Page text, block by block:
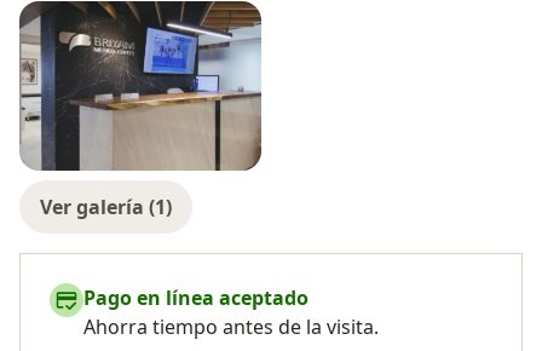
Ver galería (1)
Pago en línea aceptado
Ahorra tiempo antes de la visita.